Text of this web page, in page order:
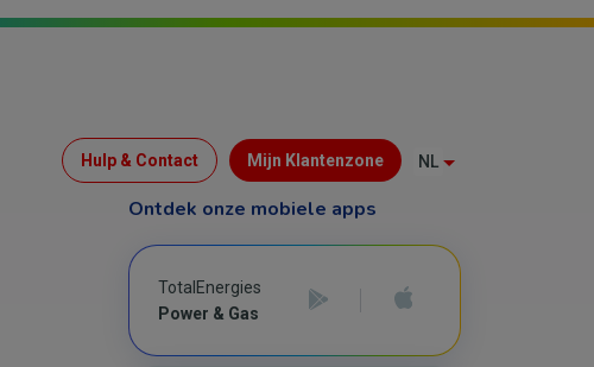
Menu
(B2C)
Hulp & Contact Mijn Klantenzone NL
Ontdek onze mobiele apps
TotalEnergies
Power & Gas